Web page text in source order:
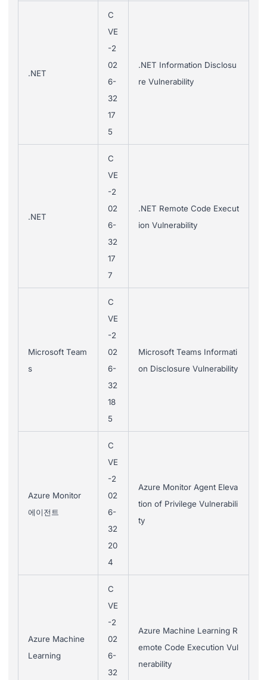
.NET
C
VE
-2
02
6-
32
17
5
.NET Information Disclosu
re Vulnerability
.NET
C
VE
-2
02
6-
32
17
7
.NET Remote Code Execut
ion Vulnerability
Microsoft Team
s
C
VE
-2
02
6-
32
18
5
Microsoft Teams Informati
on Disclosure Vulnerability
Azure Monitor
에이전트
C
VE
-2
02
6-
32
20
4
Azure Monitor Agent Eleva
tion of Privilege Vulnerabili
ty
Azure Machine
Learning
C
VE
-2
02
6-
32
Azure Machine Learning R
emote Code Execution Vul
nerability